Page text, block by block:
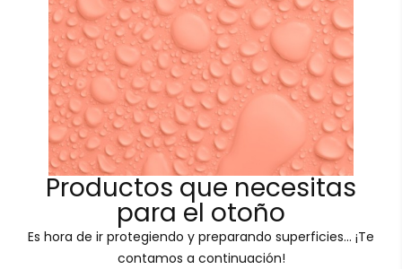
Productos que necesitas
para el otoño
Es hora de ir protegiendo y preparando superficies... ¡Te
contamos a continuación!